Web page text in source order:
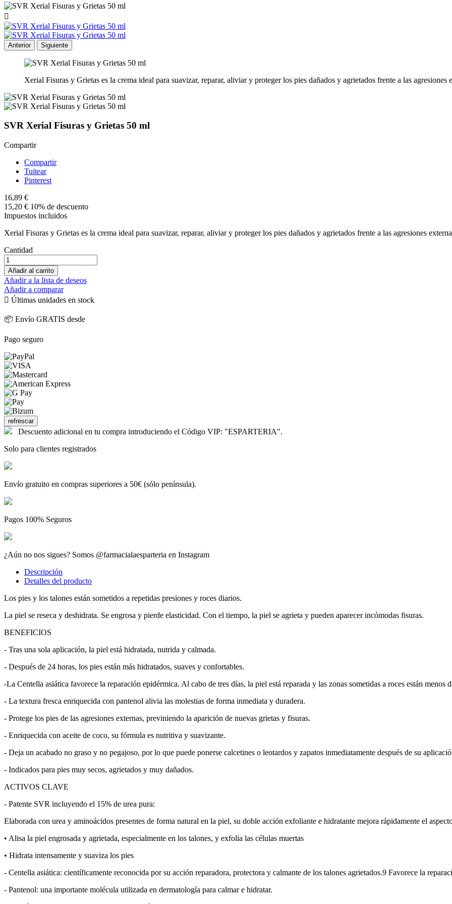

Anterior Siguiente
Xerial Fisuras y Grietas es la crema ideal para suavizar, reparar, aliviar y proteger los pies dañados y agrietados frente a las agresiones
SVR Xerial Fisuras y Grietas 50 ml
Compartir
Compartir
Tuitear
Pinterest
16,89 €
15,20 € 10% de descuento
Impuestos incluidos
Xerial Fisuras y Grietas es la crema ideal para suavizar, reparar, aliviar y proteger los pies dañados y agrietados frente a las agresiones
Cantidad
Añadir al carrito
Añadir a la lista de deseos
Añadir a comparar
 Últimas unidades en stock
📦 Envío GRATIS desde
Pago seguro
Descuento adicional en tu compra introduciendo el Código VIP: "ESPARTERIA".
Solo para clientes registrados
Envío gratuito en compras superiores a 50€ (sólo península).
Pagos 100% Seguros
¿Aún no nos sigues? Somos @farmacialaesparteria en Instagram
Descripción
Detalles del producto
Los pies y los talones están sometidos a repetidas presiones y roces diarios.
La piel se reseca y deshidrata. Se engrosa y pierde elasticidad. Con el tiempo, la piel se agrieta y pueden aparecer incómodas fisuras.
BENEFICIOS
- Tras una sola aplicación, la piel está hidratada, nutrida y calmada.
- Después de 24 horas, los pies están más hidratados, suaves y confortables.
-La Centella asiática favorece la reparación epidérmica. Al cabo de tres días, la piel está reparada y las zonas sometidas a roces están menos
- La textura fresca enriquecida con pantenol alivia las molestias de forma inmediata y duradera.
- Protege los pies de las agresiones externas, previniendo la aparición de nuevas grietas y fisuras.
- Enriquecida con aceite de coco, su fórmula es nutritiva y suavizante.
- Deja un acabado no graso y no pegajoso, por lo que puede ponerse calcetines o leotardos y zapatos inmediatamente después de su
- Indicados para pies muy secos, agrietados y muy dañados.
ACTIVOS CLAVE
- Patente SVR incluyendo el 15% de urea pura:
Elaborada con urea y aminoácidos presentes de forma natural en la piel, su doble acción exfoliante e hidratante mejora rápidamente el
• Alisa la piel engrosada y agrietada, especialmente en los talones, y exfolia las células muertas
• Hidrata intensamente y suaviza los pies
- Centella asiática: científicamente reconocida por su acción reparadora, protectora y calmante de los talones agrietados.9 Favorece la
- Pantenol: una importante molécula utilizada en dermatología para calmar e hidratar.